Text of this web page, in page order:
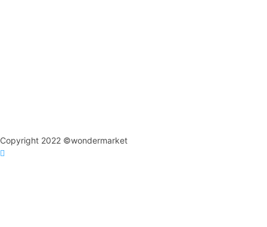
Copyright 2022 ©wondermarket